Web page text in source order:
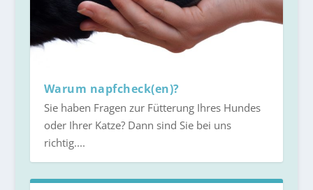
Warum napfcheck(en)?
Sie haben Fragen zur Fütterung Ihres Hundes
oder Ihrer Katze? Dann sind Sie bei uns
richtig....